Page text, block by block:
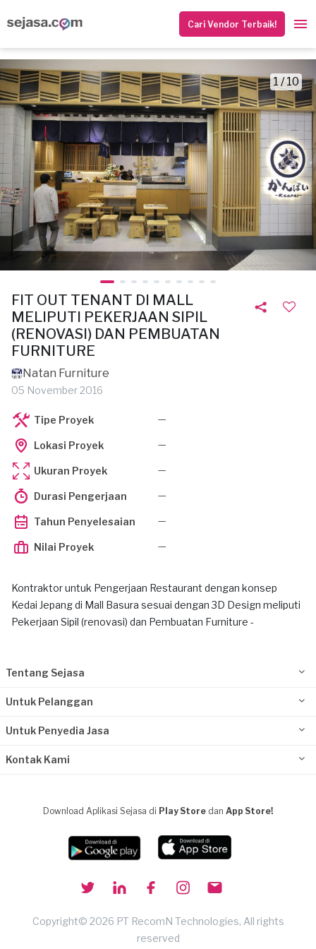
Cari Vendor Terbaik!
1 / 10
FIT OUT TENANT DI MALL
MELIPUTI PEKERJAAN SIPIL
(RENOVASI) DAN PEMBUATAN
FURNITURE
Natan Furniture
05 November 2016
Tipe Proyek —
Lokasi Proyek —
Ukuran Proyek —
Durasi Pengerjaan —
Tahun Penyelesaian —
Nilai Proyek —
Kontraktor untuk Pengerjaan Restaurant dengan konsep
Kedai Jepang di Mall Basura sesuai dengan 3D Design meliputi
Pekerjaan Sipil (renovasi) dan Pembuatan Furniture -
Tentang Sejasa
Untuk Pelanggan
Untuk Penyedia Jasa
Kontak Kami
Download Aplikasi Sejasa di Play Store dan App Store!
Copyright© 2026 PT RecomN Technologies, All rights
reserved